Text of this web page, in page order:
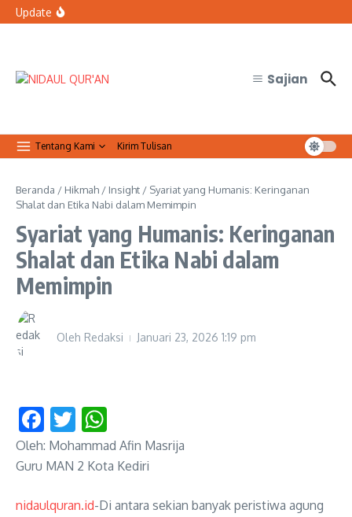
Lewati ke konten
Update
Sajian
Tentang Kami Kirim Tulisan
Beranda / Hikmah / Insight / Syariat yang Humanis: Keringanan
Shalat dan Etika Nabi dalam Memimpin
Syariat yang Humanis: Keringanan
Shalat dan Etika Nabi dalam
Memimpin
Oleh Redaksi Januari 23, 2026 1:19 pm
Facebook
Twitter
Oleh: Mohammad Afin Masrija
Guru MAN 2 Kota Kediri
nidaulquran.id-Di antara sekian banyak peristiwa agung